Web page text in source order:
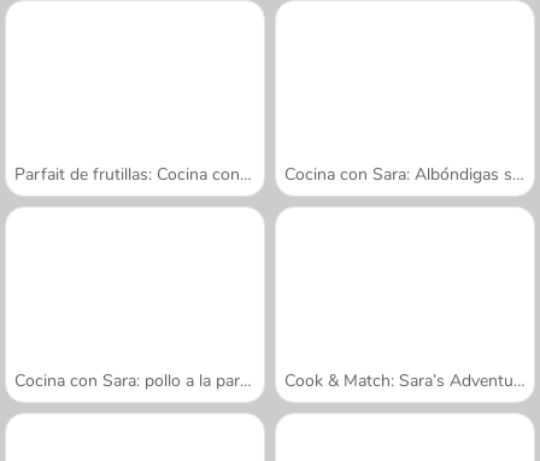
Parfait de frutillas: Cocina con Sara Cocina con Sara: Albóndigas suecas
Cocina con Sara: pollo a la parmesana Cook & Match: Sara’s Adventure